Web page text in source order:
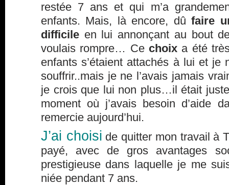
restée 7 ans et qui m’a
enfants. Mais, là encore, dûfaire
difficile en lui annonçant au bout
voulais rompre… Cechoix a été
enfants s’étaient attachés à lui et je
souffrir..mais je ne l’avais jamais
je crois que lui non plus…il était
moment où j’avais besoin d’aide
remercie aujourd’hui.
J’ai choisi de quitter mon travail à
payé, avec de gros avantages
prestigieuse dans laquelle je me
niée pendant 7 ans.